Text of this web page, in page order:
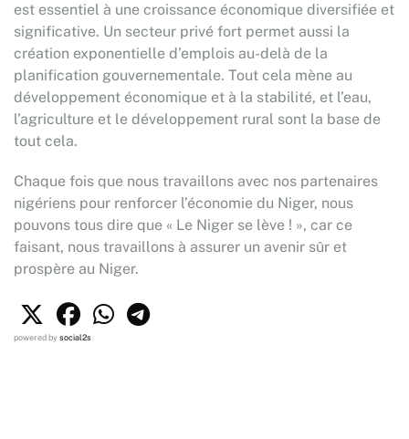
est essentiel à une croissance économique diversifiée et
significative. Un secteur privé fort permet aussi la
création exponentielle d’emplois au-delà de la
planification gouvernementale. Tout cela mène au
développement économique et à la stabilité, et l’eau,
l’agriculture et le développement rural sont la base de
tout cela.
Chaque fois que nous travaillons avec nos partenaires
nigériens pour renforcer l’économie du Niger, nous
pouvons tous dire que « Le Niger se lève ! », car ce
faisant, nous travaillons à assurer un avenir sûr et
prospère au Niger.
powered bysocial2s